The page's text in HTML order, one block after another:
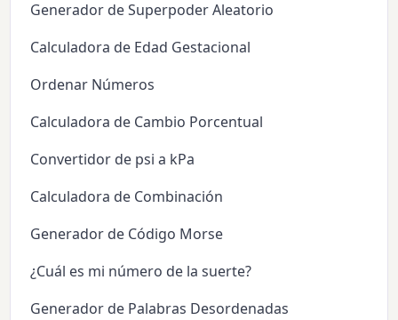
Generador de Superpoder Aleatorio
Calculadora de Edad Gestacional
Ordenar Números
Calculadora de Cambio Porcentual
Convertidor de psi a kPa
Calculadora de Combinación
Generador de Código Morse
¿Cuál es mi número de la suerte?
Generador de Palabras Desordenadas